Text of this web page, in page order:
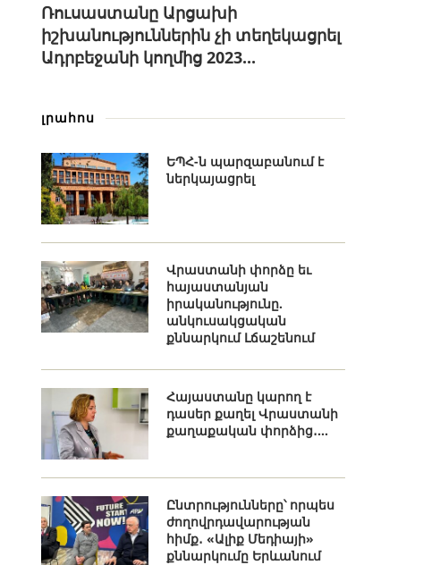
Ռուսաստանը Արցախի
իշխանություններին չի տեղեկացրել
Ադրբեջանի կողմից 2023...
լրահոս
ԵՊՀ-ն պարզաբանում է
ներկայացրել
Վրաստանի փորձը եւ
հայաստանյան
իրականությունը.
անկուսակցական
քննարկում Լճաշենում
Հայաստանը կարող է
դասեր քաղել Վրաստանի
քաղաքական փորձից․...
Ընտրությունները՝ որպես
ժողովրդավարության
հիմք․ «Ալիք Մեդիայի»
քննարկումը Երևանում